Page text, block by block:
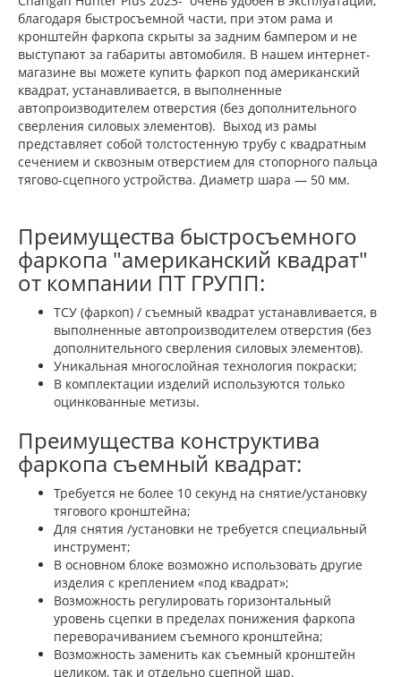
благодаря быстросъемной части, при этом рама и
кронштейн фаркопа скрыты за задним бампером и не
выступают за габариты автомобиля. В нашем интернет-
магазине вы можете купить фаркоп под американский
квадрат, устанавливается, в выполненные
автопроизводителем отверстия (без дополнительного
сверления силовых элементов). Выход из рамы
представляет собой толстостенную трубу с квадратным
сечением и сквозным отверстием для стопорного пальца
тягово-сцепного устройства. Диаметр шара — 50 мм.
Преимущества быстросъемного
фаркопа "американский квадрат"
от компании ПТ ГРУПП:
ТСУ (фаркоп) / съемный квадрат устанавливается, в
выполненные автопроизводителем отверстия (без
дополнительного сверления силовых элементов).
Уникальная многослойная технология покраски;
В комплектации изделий используются только
оцинкованные метизы.
Преимущества конструктива
фаркопа съемный квадрат:
Требуется не более 10 секунд на снятие/установку
тягового кронштейна;
Для снятия /установки не требуется специальный
инструмент;
В основном блоке возможно использовать другие
изделия с креплением «под квадрат»;
Возможность регулировать горизонтальный
уровень сцепки в пределах понижения фаркопа
переворачиванием съемного кронштейна;
Возможность заменить как съемный кронштейн
целиком, так и отдельно сцепной шар.